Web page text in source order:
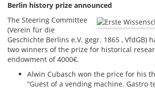
Berlin history prize announced
The Steering Committee
(Verein für die
Geschichte Berlins e.V. gegr. 1865 , VfdGB)
two winners of the prize for historical
endowment of 4000€.
Alwin Cubasch won the price for his
“Guest of a vending machine. Gastro